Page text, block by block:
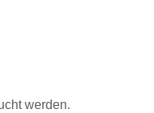
werden.